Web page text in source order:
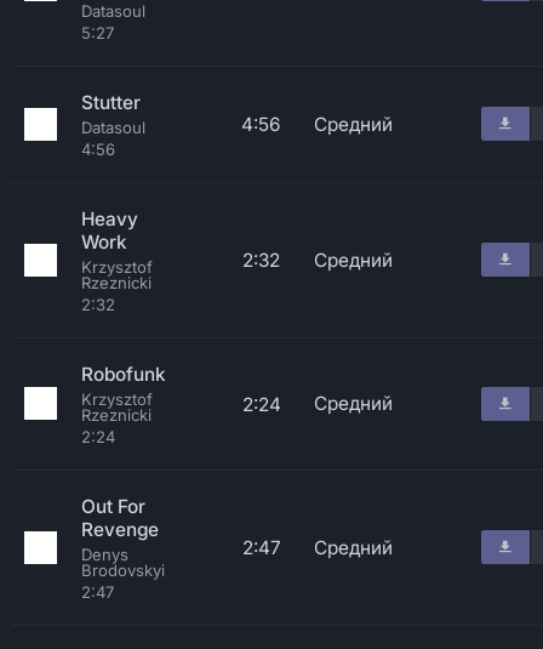
Datasoul
5:27
Stutter
Datasoul
4:56
4:56 Средний
Heavy
Work
Krzysztof
Rzeznicki
2:32
2:32 Средний
Robofunk
Krzysztof
Rzeznicki
2:24
2:24 Средний
Out For
Revenge
Denys
Brodovskyi
2:47
2:47 Средний